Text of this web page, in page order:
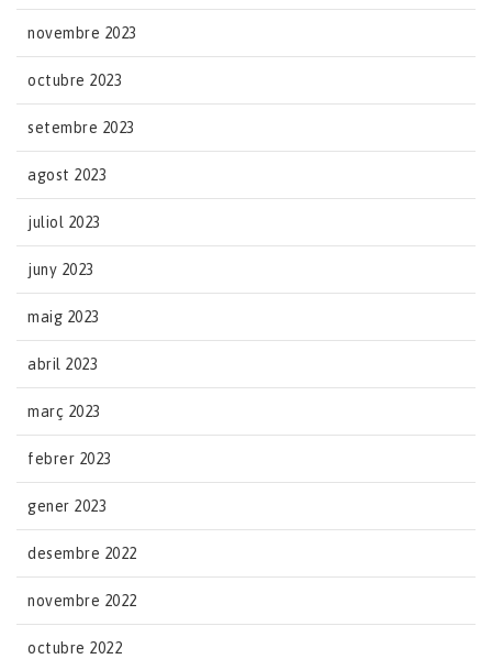
novembre 2023
octubre 2023
setembre 2023
agost 2023
juliol 2023
juny 2023
maig 2023
abril 2023
març 2023
febrer 2023
gener 2023
desembre 2022
novembre 2022
octubre 2022